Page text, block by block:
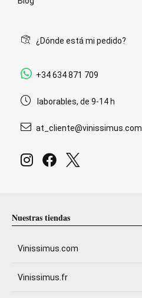
¿Dónde está mi pedido?
+34 634 871 709
laborables, de 9-14 h
at_cliente@vinissimus.com
Nuestras tiendas
Vinissimus.com
Vinissimus.fr